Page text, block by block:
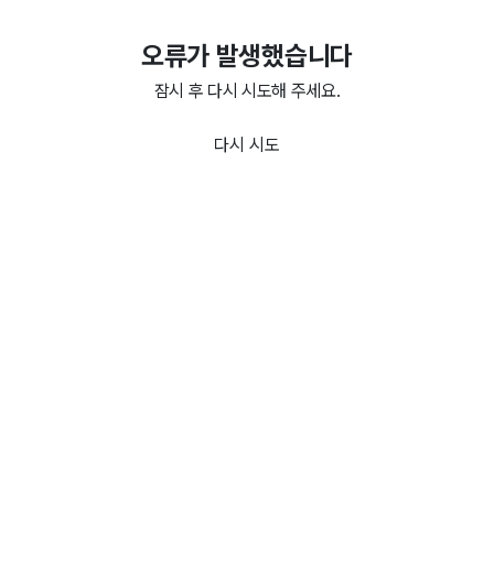
오류가 발생했습니다
잠시 후 다시 시도해 주세요.
다시 시도